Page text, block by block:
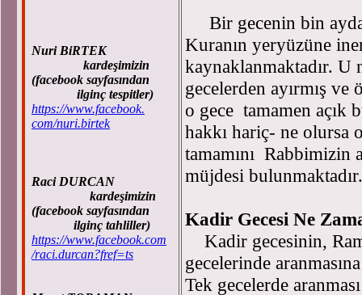
Nuri BiRTEK
kardeşimizin
(facebook sayfasından
ilginç tespitler)
https://www.facebook.
com/nuri.birtek
Raci DURCAN
kardeşimizin
(facebook sayfasından
ilginç tahliller)
https://www.facebook.com
/raci.durcan?fref=ts
Bir gecenin bin
Kuranın yeryüzüne
kaynaklanmaktadır. U
gecelerden ayırmış ve
o gece tamamen açık
hakkı hariç- ne olursa
tamamını Rabbimizin
müjdesi bulunmaktadır.
Kadir Gecesi Ne
Kadir gecesinin,
gecelerinde
Tek gecelerde